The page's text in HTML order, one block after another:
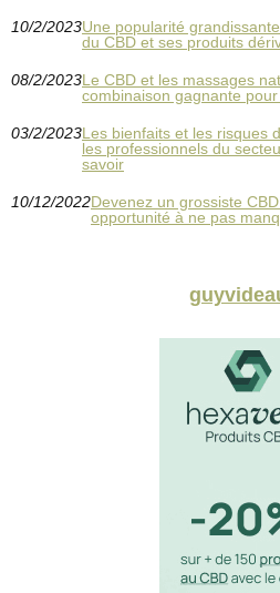
10/2/2023Une popularité
du CBD et ses produits
08/2/2023Le CBD et les massages
combinaison gagnante
03/2/2023Les bienfaits et les risques
les professionnels du
savoir
10/12/2022Devenez un grossiste
opportunité à ne pas